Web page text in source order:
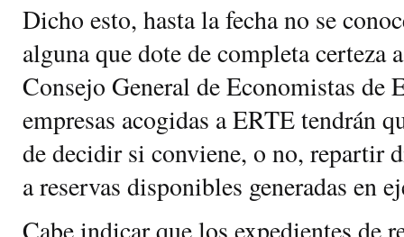
Dicho esto, hasta la fecha no se
alguna que dote de completa certeza
Consejo General de Economistas de
empresas acogidas a ERTE tendrán
de decidir si conviene, o no, repartir
a reservas disponibles generadas en
Cabe indicar que los expedientes de